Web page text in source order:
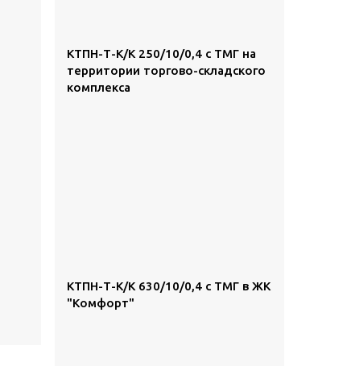
КТПН-Т-К/К 250/10/0,4 с ТМГ на
территории торгово-складского
комплекса
КТПН-Т-К/К 630/10/0,4 с ТМГ в ЖК
"Комфорт"